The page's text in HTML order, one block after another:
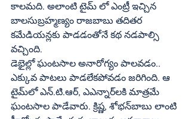
కాలమది. అలాంటి టైమ్‌ లో ఎంట్రీ ఇచ్చిన
బాలసుబ్రహ్మణ్యం రాజబాబు తదితర
కమేడియన్లకు పాడడంతోనే కథ నడపాల్సి
వచ్చింది.
డెభైల్లో ఘంటసాల అనారోగ్యం పాలవడం..
ఎక్కువ పాటలు పాడలేకపోవడం జరిగింది. ఆ
టైమ్‌లో ఎన్‌.టి.ఆర్‌, ఎఎన్నార్‌లకి మాత్రమే
ఘంటసాల పాడేవారు. క్రిష్ణ, శోభన్‌బాబు లాంటి